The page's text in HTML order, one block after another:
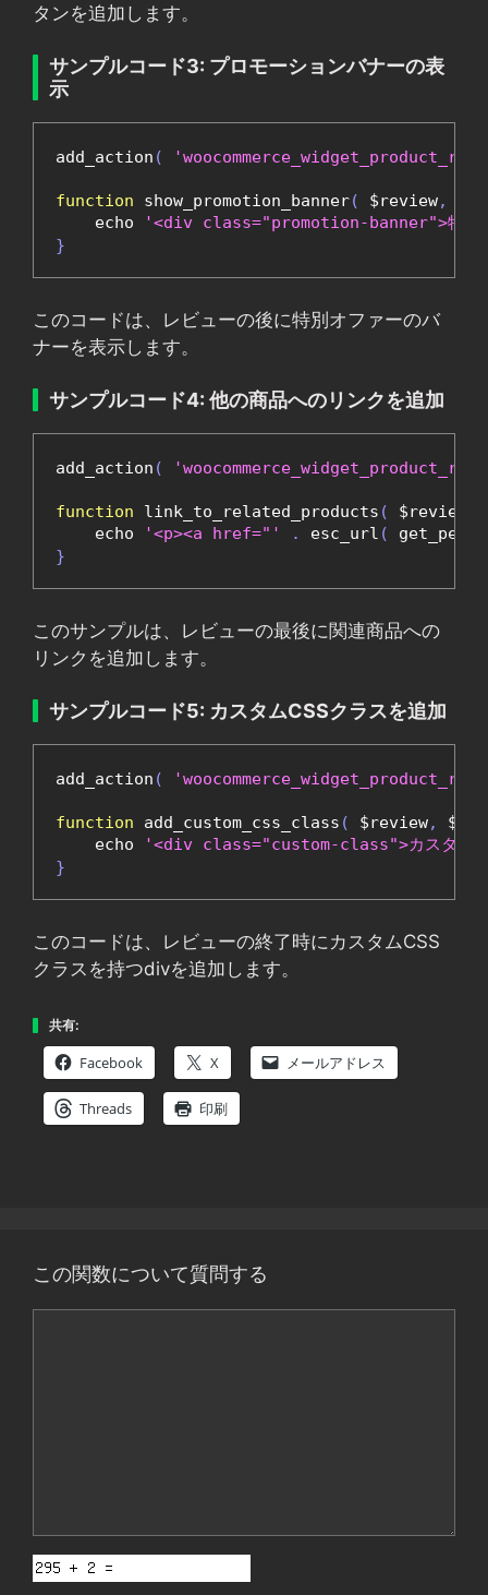
タンを追加します。
サンプルコード3: プロモーションバナーの表
示
add_action (
function show_promotion_banner( $review,
    echo
'<div class="promotion-banner">特別
}
このコードは、レビューの後に特別オファーのバ
ナーを表示します。
サンプルコード4: 他の商品へのリンクを追加
add_action (
function link_to_related_products ( $review
    echo
'<p><a href="' . esc_url (
}
このサンプルは、レビューの最後に関連商品への
リンクを追加します。
サンプルコード5: カスタムCSSクラスを追加
add_action (
function add_custom_css_class ( $review,
    echo
'<div class="custom-class">カスタムス
}
このコードは、レビューの終了時にカスタムCSS
クラスを持つdivを追加します。
共有:
Facebook X メールアドレス
Threads 印刷
この関数について質問する